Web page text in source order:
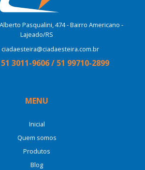
Pasqualini, 474 - Bairro Americano -
Lajeado/RS
ciadaesteira@ciadaesteira.com.br
51 3011-9606 / 51 99710-2899
MENU
Inicial
Quem somos
Produtos
Blog